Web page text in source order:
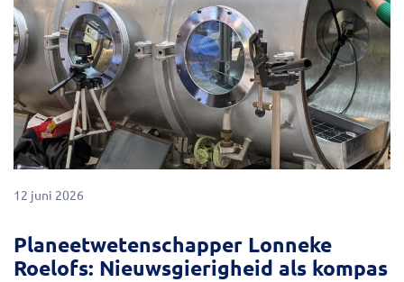
12 juni 2026
Planeetwetenschapper Lonneke
Roelofs: Nieuwsgierigheid als kompas